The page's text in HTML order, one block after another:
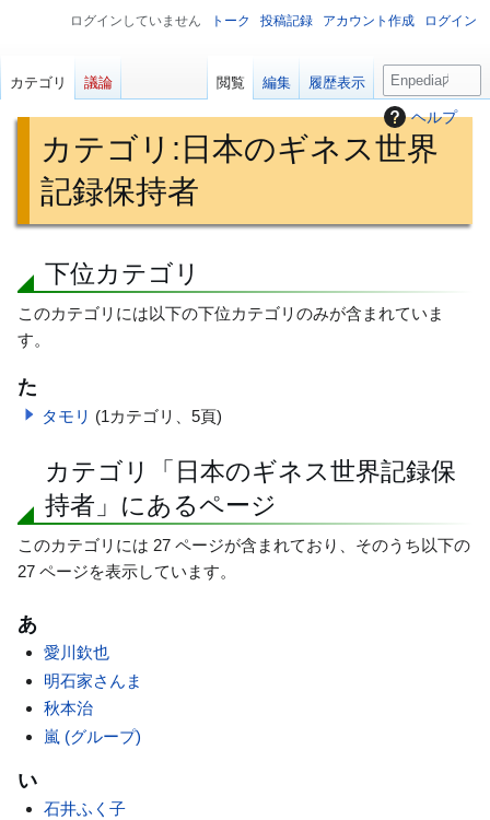
ヘルプ
カテゴリ : 日本のギネス世界
記録保持者
ビ
ゲ
ー
ョ
ン
索
に
移
下位カテゴリ
このカテゴリには以下の下位カテゴリのみが含まれていま
す。
た
タモリ (1カテゴリ、5頁)
カテゴリ「日本のギネス世界記録保
持者」にあるページ
このカテゴリには 27 ページが含まれており、そのうち以下の
27 ページを表示しています。
あ
愛川欽也
明石家さんま
秋本治
嵐 (グループ)
い
石井ふく子
ログインしていません トーク 投稿記録 アカウント作成 ログイン
カテゴリ 議論 閲覧 編集 履歴表示
検
索